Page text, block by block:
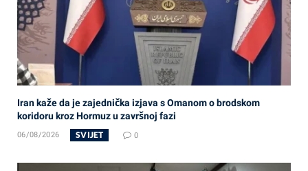
Iran kaže da je zajednička izjava s Omanom o brodskom
koridoru kroz Hormuz u završnoj fazi
06/08/2026 SVIJET 0